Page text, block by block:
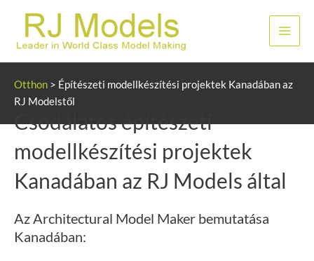
tartalomhoz
Otthon > Építészeti modellkészítési projektek Kanadában az
RJ Modelstől
Csodálatos építészeti
modellkészítési projektek
Kanadában az RJ Models által
Az Architectural Model Maker bemutatása
Kanadában: